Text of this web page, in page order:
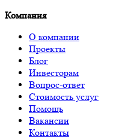
Компания
О компании
Проекты
Блог
Инвесторам
Вопрос-ответ
Стоимость услуг
Помощь
Вакансии
Контакты